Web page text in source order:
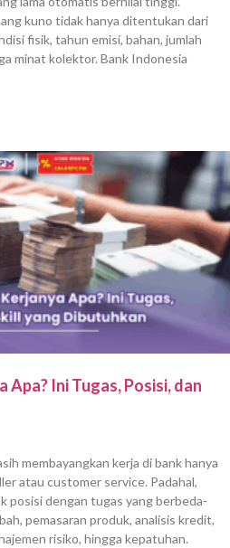
kuno tidak hanya ditentukan dari
fisik, tahun emisi, bahan, jumlah
minat kolektor. Bank Indonesia
Apa? Ini Tugas, Posisi, dan
membayangkan kerja di bank hanya
atau customer service. Padahal,
posisi dengan tugas yang berbeda-
pemasaran produk, analisis kredit,
risiko, hingga kepatuhan.